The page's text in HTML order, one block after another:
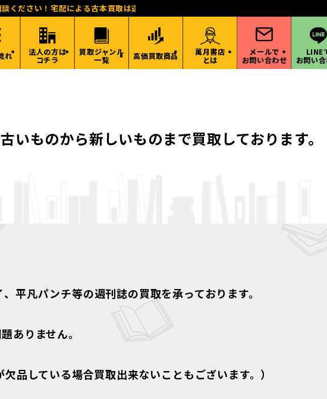
ください！宅配による古本買取は送料無料！東海、関西、関東、北陸・甲信越地方など
れ
法人の方は
コチラ
買取ジャンル
一覧
高価買取商品
萬月書店
とは
メールで
お問い合わせ
LINE
お問い
いものから新しいものまで買取しております。
平凡パンチ等の週刊誌の買取を承っております。
ありません。
欠品している場合買取出来ないこともございます。）